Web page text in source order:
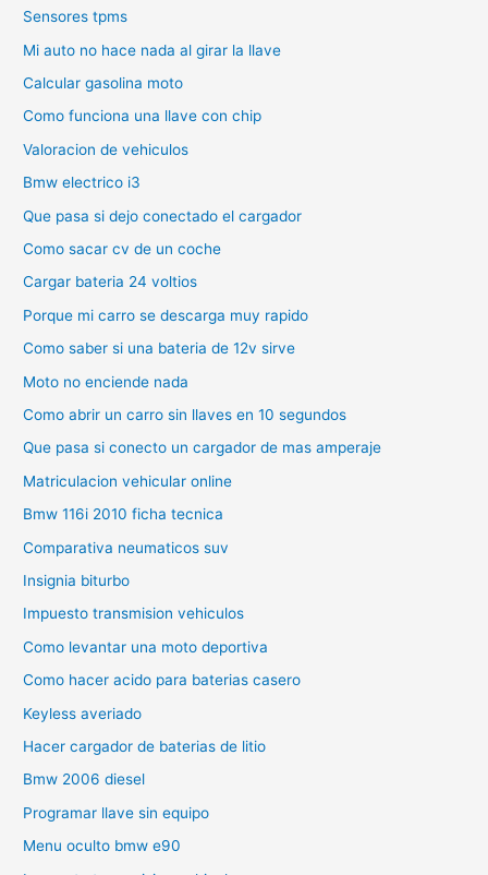
Sensores tpms
Mi auto no hace nada al girar la llave
Calcular gasolina moto
Como funciona una llave con chip
Valoracion de vehiculos
Bmw electrico i3
Que pasa si dejo conectado el cargador
Como sacar cv de un coche
Cargar bateria 24 voltios
Porque mi carro se descarga muy rapido
Como saber si una bateria de 12v sirve
Moto no enciende nada
Como abrir un carro sin llaves en 10 segundos
Que pasa si conecto un cargador de mas amperaje
Matriculacion vehicular online
Bmw 116i 2010 ficha tecnica
Comparativa neumaticos suv
Insignia biturbo
Impuesto transmision vehiculos
Como levantar una moto deportiva
Como hacer acido para baterias casero
Keyless averiado
Hacer cargador de baterias de litio
Bmw 2006 diesel
Programar llave sin equipo
Menu oculto bmw e90